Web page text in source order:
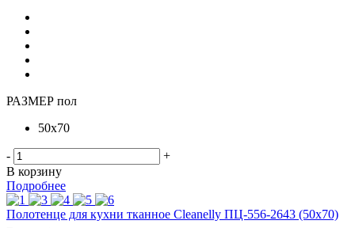
РАЗМЕР пол
50х70
-
+
В корзину
Подробнее
Полотенце для кухни тканное Cleanelly ПЦ-556-2643 (50х70)